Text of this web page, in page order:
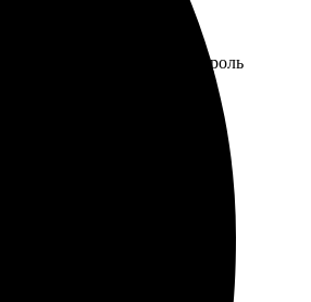
материалов
проходит строгий контроль
помочь вам в реализации
настольных